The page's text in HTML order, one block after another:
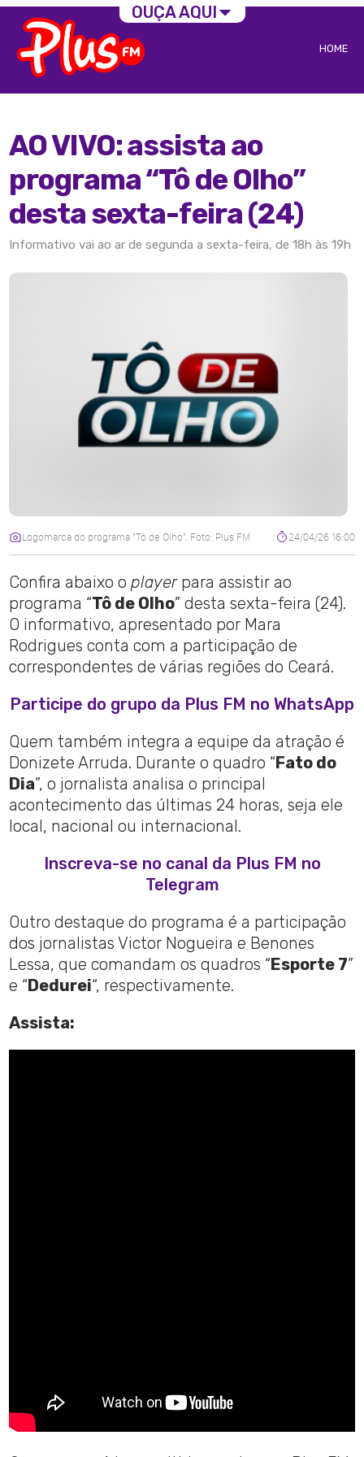
HOME
AO VIVO: assista ao
programa “Tô de Olho”
desta sexta-feira (24)
Informativo vai ao ar de segunda a sexta-feira, de 18h às 19h
Logomarca do programa "Tô de Olho". Foto: Plus FM 24/04/26 16:00
Confira abaixo oplayer para assistir ao
programa “Tô de Olho” desta sexta-feira (24).
O informativo, apresentado por Mara
Rodrigues conta com a participação de
correspondentes de várias regiões do Ceará.
Participe do grupo da Plus FM no WhatsApp
Quem também integra a equipe da atração é
Donizete Arruda. Durante o quadro “ Fato do
Dia”, o jornalista analisa o principal
acontecimento das últimas 24 horas, seja ele
local, nacional ou internacional.
Inscreva-se no canal da Plus FM no
Telegram
Outro destaque do programa é a participação
dos jornalistas Victor Nogueira e Benones
Lessa, que comandam os quadros “ Esporte 7”
e “ Dedurei“, respectivamente.
Assista:
OUÇA AQUI